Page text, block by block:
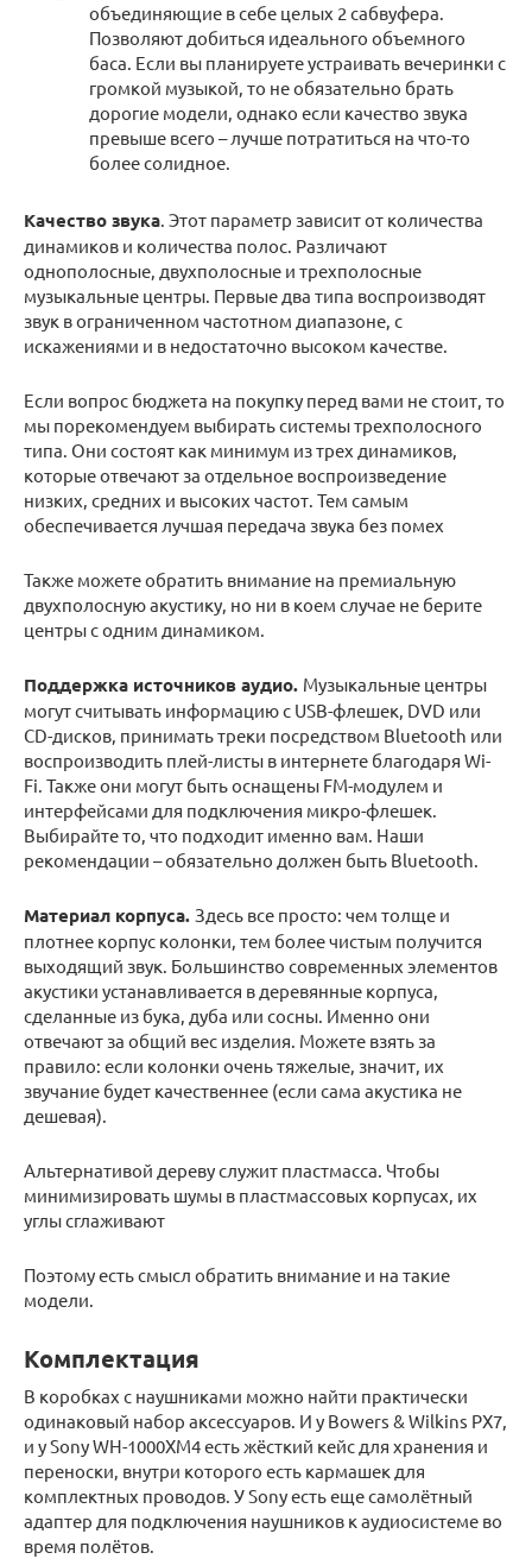
объединяющие в себе целых 2 сабвуфера.
Позволяют добиться идеального объемного
баса. Если вы планируете устраивать вечеринки с
громкой музыкой, то не обязательно брать
дорогие модели, однако если качество звука
превыше всего – лучше потратиться на что-то
более солидное.
Качество звука. Этот параметр зависит от количества
динамиков и количества полос. Различают
однополосные, двухполосные и трехполосные
музыкальные центры. Первые два типа воспроизводят
звук в ограниченном частотном диапазоне, с
искажениями и в недостаточно высоком качестве.
Если вопрос бюджета на покупку перед вами не стоит, то
мы порекомендуем выбирать системы трехполосного
типа. Они состоят как минимум из трех динамиков,
которые отвечают за отдельное воспроизведение
низких, средних и высоких частот. Тем самым
обеспечивается лучшая передача звука без помех
Также можете обратить внимание на премиальную
двухполосную акустику, но ни в коем случае не берите
центры с одним динамиком.
Поддержка источников аудио. Музыкальные центры
могут считывать информацию с USB-флешек, DVD или
CD-дисков, принимать треки посредством Bluetooth или
воспроизводить плей-листы в интернете благодаря Wi-
Fi. Также они могут быть оснащены FM-модулем и
интерфейсами для подключения микро-флешек.
Выбирайте то, что подходит именно вам. Наши
рекомендации – обязательно должен быть Bluetooth.
Материал корпуса. Здесь все просто: чем толще и
плотнее корпус колонки, тем более чистым получится
выходящий звук. Большинство современных элементов
акустики устанавливается в деревянные корпуса,
сделанные из бука, дуба или сосны. Именно они
отвечают за общий вес изделия. Можете взять за
правило: если колонки очень тяжелые, значит, их
звучание будет качественнее (если сама акустика не
дешевая).
Альтернативой дереву служит пластмасса. Чтобы
минимизировать шумы в пластмассовых корпусах, их
углы сглаживают
Поэтому есть смысл обратить внимание и на такие
модели.
Комплектация
В коробках с наушниками можно найти практически
одинаковый набор аксессуаров. И у Bowers & Wilkins PX7,
и у Sony WH-1000XM4 есть жёсткий кейс для хранения и
переноски, внутри которого есть кармашек для
комплектных проводов. У Sony есть еще самолётный
адаптер для подключения наушников к аудиосистеме во
время полётов.